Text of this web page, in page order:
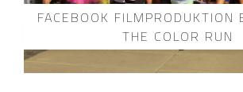
FACEBOOK FILMPRODUKTION
THE COLOR RUN